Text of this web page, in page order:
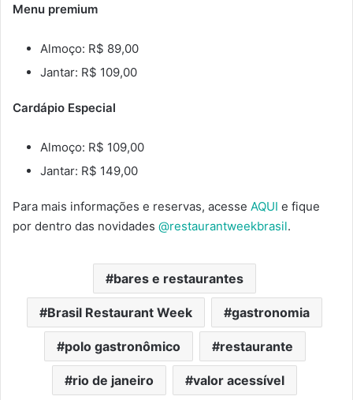
Menu premium
Almoço: R$ 89,00
Jantar: R$ 109,00
Cardápio Especial
Almoço: R$ 109,00
Jantar: R$ 149,00
Para mais informações e reservas, acesse AQUI e fique
por dentro das novidades @restaurantweekbrasil.
bares e restaurantes
Brasil Restaurant Week gastronomia
polo gastronômico restaurante
rio de janeiro valor acessível